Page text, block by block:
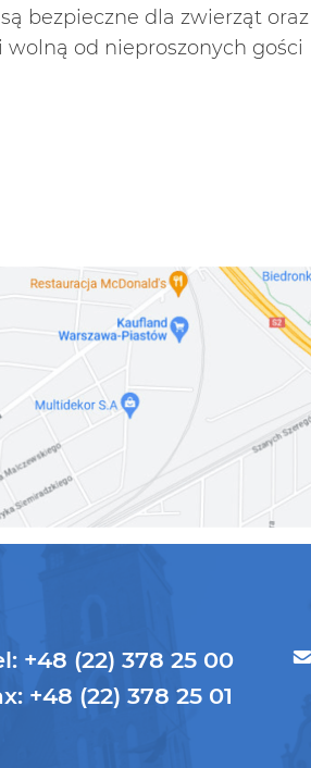
bezpieczne dla zwierząt oraz
od nieproszonych gości
+48 (22) 378 25 00
+48 (22) 378 25 01